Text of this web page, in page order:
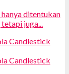
ditentukan
juga...